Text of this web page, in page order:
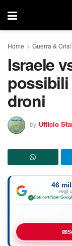
Home Guerra & Crisi
Israele
possibili
droni
by Ufficio
46
negli
✓ Dati certificati
✉